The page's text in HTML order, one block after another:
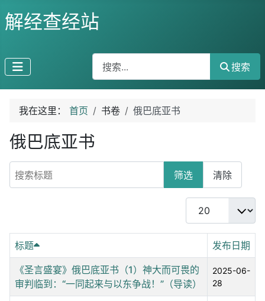
解经查经站
搜索
搜索
我在这里： 首页 书卷 俄巴底亚书
俄巴底亚书
搜索标题
筛选 清除
每页显示条数
标题 发布日期
《圣言盛宴》俄巴底亚书（1）神大而可畏的
审判临到：“一同起来与以东争战！”（导读）
2025-06-
28